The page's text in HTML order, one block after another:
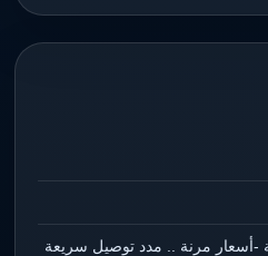
أسعار مرنة .. مدد توصيل سريعة